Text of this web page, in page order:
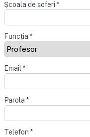
Școala de șoferi *
Funcția *
Email *
Parola *
Telefon *